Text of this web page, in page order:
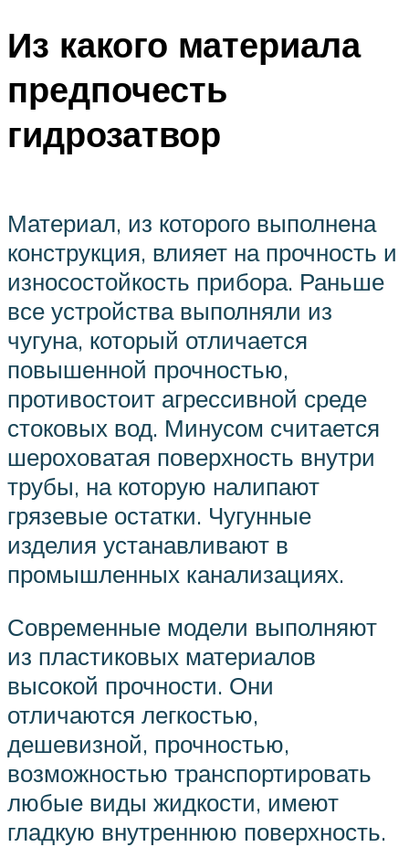
Из какого материала
предпочесть
гидрозатвор
Материал, из которого выполнена
конструкция, влияет на прочность и
износостойкость прибора. Раньше
все устройства выполняли из
чугуна, который отличается
повышенной прочностью,
противостоит агрессивной среде
стоковых вод. Минусом считается
шероховатая поверхность внутри
трубы, на которую налипают
грязевые остатки. Чугунные
изделия устанавливают в
промышленных канализациях.
Современные модели выполняют
из пластиковых материалов
высокой прочности. Они
отличаются легкостью,
дешевизной, прочностью,
возможностью транспортировать
любые виды жидкости, имеют
гладкую внутреннюю поверхность.